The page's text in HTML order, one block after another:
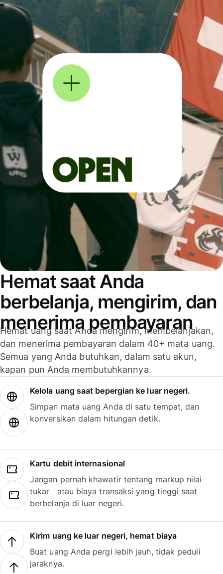
Hemat saat Anda
berbelanja, mengirim, dan
menerima pembayaran
Hemat uang saat Anda mengirim, membelanjakan,
dan menerima pembayaran dalam 40+ mata uang.
Semua yang Anda butuhkan, dalam satu akun,
kapan pun Anda membutuhkannya.
Kelola uang saat bepergian ke luar negeri.
Simpan mata uang Anda di satu tempat, dan
konversikan dalam hitungan detik.
Kartu debit internasional
Jangan pernah khawatir tentang markup nilai
tukar atau biaya transaksi yang tinggi saat
berbelanja di luar negeri.
Kirim uang ke luar negeri, hemat biaya
Buat uang Anda pergi lebih jauh, tidak peduli
jaraknya.